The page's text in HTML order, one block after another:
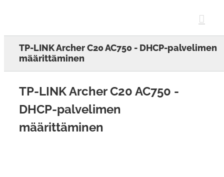
TP-LINK Archer C20 AC750 - DHCP-palvelimen
määrittäminen
TP-LINK Archer C20 AC750 -
DHCP-palvelimen
määrittäminen